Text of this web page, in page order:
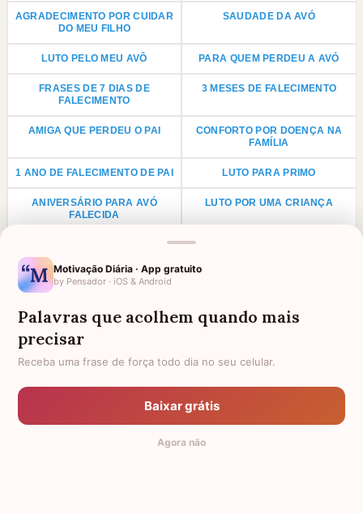
AGRADECIMENTO POR CUIDAR
DO MEU FILHO
SAUDADE DA AVÓ
LUTO PELO MEU AVÔ PARA QUEM PERDEU A AVÓ
FRASES DE 7 DIAS DE
FALECIMENTO
3 MESES DE FALECIMENTO
AMIGA QUE PERDEU O PAI
CONFORTO POR DOENÇA NA
FAMÍLIA
1 ANO DE FALECIMENTO DE PAI LUTO PARA PRIMO
ANIVERSÁRIO PARA AVÓ
FALECIDA
LUTO POR UMA CRIANÇA
AGRADECIMENTO PARA PADRE
FRASES DE LUTO PARA UM
HOMENAGEM PARA AMIGA
FALECIDA
PARA QUEM PERDEU UM IRMÃO
FRASES E MENSAGENS DE
CONFORTO DE DEUS PARA
HOMENAGEM A FILHO FALECIDO
4 ANOS DE FALECIMENTO PARA ALGUÉM NO HOSPITAL
TODAS AS CATEGORIAS
Motivação Diária · App gratuito
by Pensador · iOS & Android
Palavras que acolhem quando mais
precisar
Receba uma frase de força todo dia no seu celular.
Baixar grátis
Agora não